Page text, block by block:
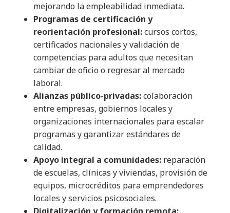
mejorando la empleabilidad inmediata.
Programas de certificación y
reorientación profesional:cursos cortos,
certificados nacionales y validación de
competencias para adultos que necesitan
cambiar de oficio o regresar al mercado
laboral.
Alianzas público-privadas:colaboración
entre empresas, gobiernos locales y
organizaciones internacionales para escalar
programas y garantizar estándares de
calidad.
Apoyo integral a comunidades: reparación
de escuelas, clínicas y viviendas, provisión de
equipos, microcréditos para emprendedores
locales y servicios psicosociales.